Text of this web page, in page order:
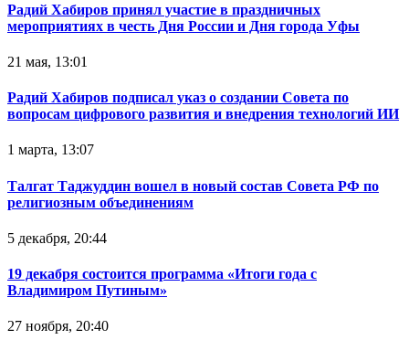
Радий Хабиров принял участие в праздничных
мероприятиях в честь Дня России и Дня города Уфы
21 мая, 13:01
Радий Хабиров подписал указ о создании Совета по
вопросам цифрового развития и внедрения технологий ИИ
1 марта, 13:07
Талгат Таджуддин вошел в новый состав Совета РФ по
религиозным объединениям
5 декабря, 20:44
19 декабря состоится программа «Итоги года с
Владимиром Путиным»
27 ноября, 20:40